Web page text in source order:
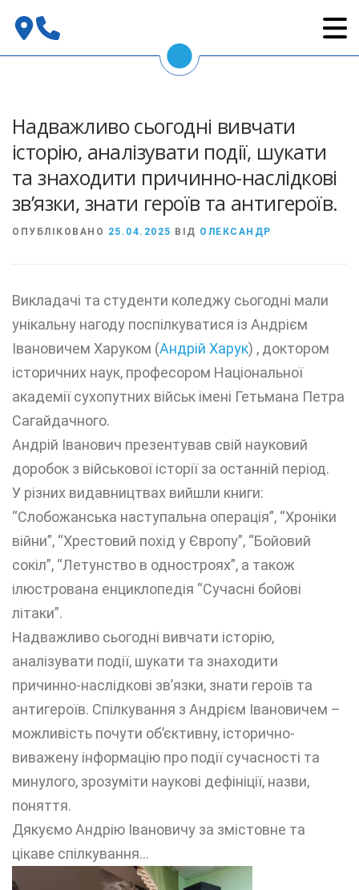
Надважливо сьогодні вивчати
історію, аналізувати події, шукати
та знаходити причинно-наслідкові
зв’язки, знати героїв та антигероїв.
ОПУБЛІКОВАНО 25.04.2025 ВІД ОЛЕКСАНДР
Викладачі та студенти коледжу сьогодні мали
унікальну нагоду поспілкуватися із Андрієм
Івановичем Харуком (Андрій Харук) , доктором
історичних наук, професором Національної
академії сухопутних військ імені Гетьмана Петра
Сагайдачного.
Андрій Іванович презентував свій науковий
доробок з військової історії за останній період.
У різних видавництвах вийшли книги:
“Слобожанська наступальна операція”, “Хроніки
війни”, “Хрестовий похід у Європу”, “Бойовий
сокіл”, “Летунство в одностроях”, а також
ілюстрована енциклопедія “Сучасні бойові
літаки”.
Надважливо сьогодні вивчати історію,
аналізувати події, шукати та знаходити
причинно-наслідкові зв’язки, знати героїв та
антигероїв. Спілкування з Андрієм Івановичем –
можливість почути об’єктивну, історично-
виважену інформацію про події сучасності та
минулого, зрозуміти наукові дефініції, назви,
поняття.
Дякуємо Андрію Івановичу за змістовне та
цікаве спілкування…